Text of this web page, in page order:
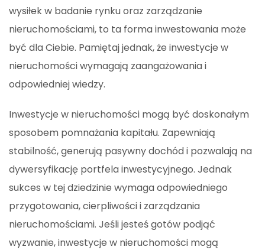
wysiłek w badanie rynku oraz zarządzanie
nieruchomościami, to ta forma inwestowania może
być dla Ciebie. Pamiętaj jednak, że inwestycje w
nieruchomości wymagają zaangażowania i
odpowiedniej wiedzy.
Inwestycje w nieruchomości mogą być doskonałym
sposobem pomnażania kapitału. Zapewniają
stabilność, generują pasywny dochód i pozwalają na
dywersyfikację portfela inwestycyjnego. Jednak
sukces w tej dziedzinie wymaga odpowiedniego
przygotowania, cierpliwości i zarządzania
nieruchomościami. Jeśli jesteś gotów podjąć
wyzwanie, inwestycje w nieruchomości mogą